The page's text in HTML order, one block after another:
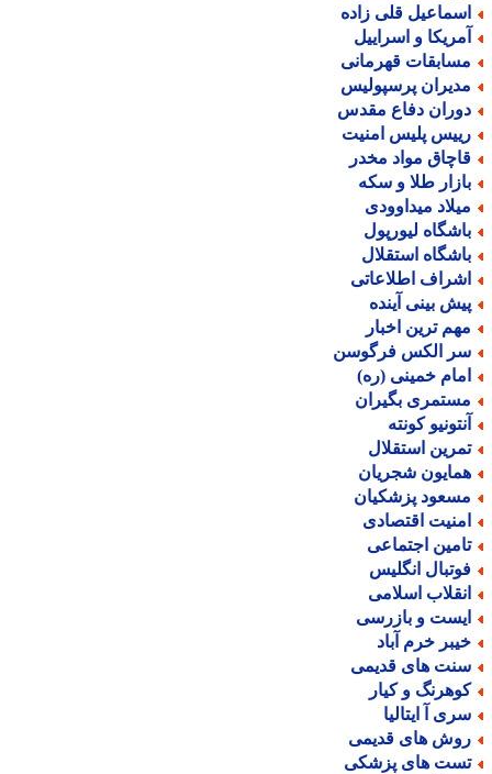
قلی زاده
و اسراییل
قهرمانی
پرسپولیس
دفاع مقدس
پلیس امنیت
مواد مخدر
طلا و سکه
میداوودی
لیورپول
استقلال
اطلاعاتی
بینی آینده
ترین اخبار
الکس فرگوسن
خمینی (ره)
بگیران
کونته
استقلال
شجریان
پزشکیان
اقتصادی
اجتماعی
انگلیس
اسلامی
و بازرسی
خرم آباد
های قدیمی
و کیار
آ ایتالیا
های قدیمی
های پزشکی